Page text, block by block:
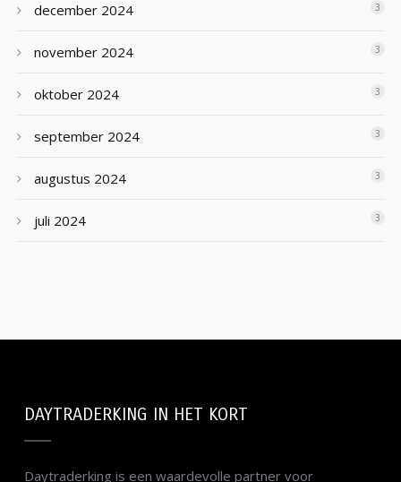
december 2024 3
november 2024 3
oktober 2024 3
september 2024 3
augustus 2024 3
juli 2024 3
DAYTRADERKING IN HET KORT
Daytraderking is een waardevolle partner voor